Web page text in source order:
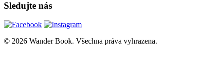
Sledujte nás
© 2026 Wander Book. Všechna práva vyhrazena.